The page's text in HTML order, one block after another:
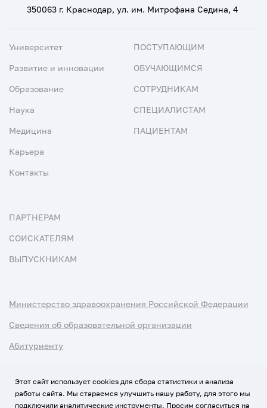
350063 г. Краснодар, ул. им. Митрофана Седина, 4
Университет
Развитие и инновации
Образование
Наука
Медицина
Карьера
Контакты
ПОСТУПАЮЩИМ
ОБУЧАЮЩИМСЯ
СОТРУДНИКАМ
СПЕЦИАЛИСТАМ
ПАЦИЕНТАМ
ПАРТНЕРАМ
СОИСКАТЕЛЯМ
ВЫПУСКНИКАМ
Министерство здравоохранения Российской Федерации
Сведения об образовательной организации
Абитуриенту
Этот сайт использует cookies для сбора статистики и анализа
работы сайта. Мы стараемся улучшить нашу работу, для этого мы
подключили аналитические инструменты. Просим согласиться на